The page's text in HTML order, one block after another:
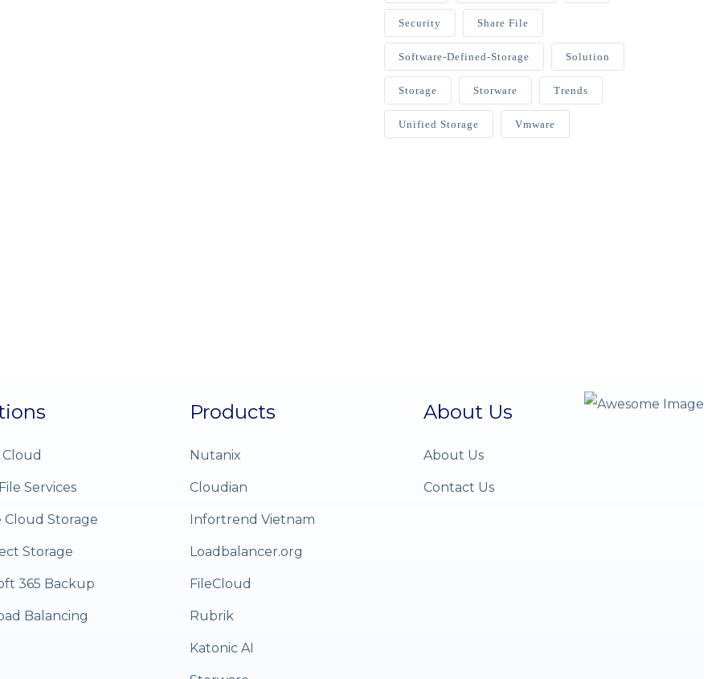
Security Share File
Software-Defined-Storage Solution
Storage Storware Trends
Unified Storage Vmware
Services
Cloud Storage
Storage
365 Backup
Balancing
Products
Nutanix
Cloudian
Infortrend Vietnam
Loadbalancer.org
FileCloud
Rubrik
Katonic AI
About Us
About Us
Contact Us